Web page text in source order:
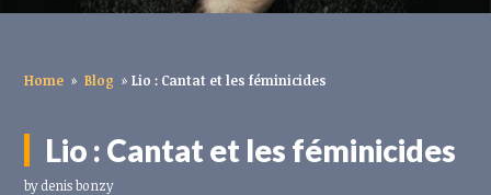
Home » Blog » Lio : Cantat et les féminicides
Lio : Cantat et les féminicides
bydenis bonzy